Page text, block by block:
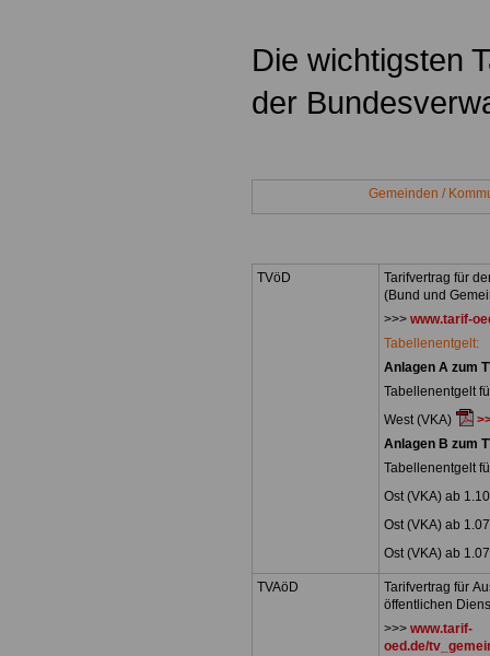
Die wichtigsten
der
Gemeinden /
TVöD
Tarifvertrag für
(Bund und
>>> www.tarif-
Tabellenentgelt:
Anlagen A zum
Tabellenentgelt
West (VKA)
Anlagen B zum
Tabellenentgelt
Ost (VKA) ab
Ost (VKA) ab
Ost (VKA) ab
TVAöD
Tarifvertrag für
öffentlichen
>>> www.tarif-
oed.de/